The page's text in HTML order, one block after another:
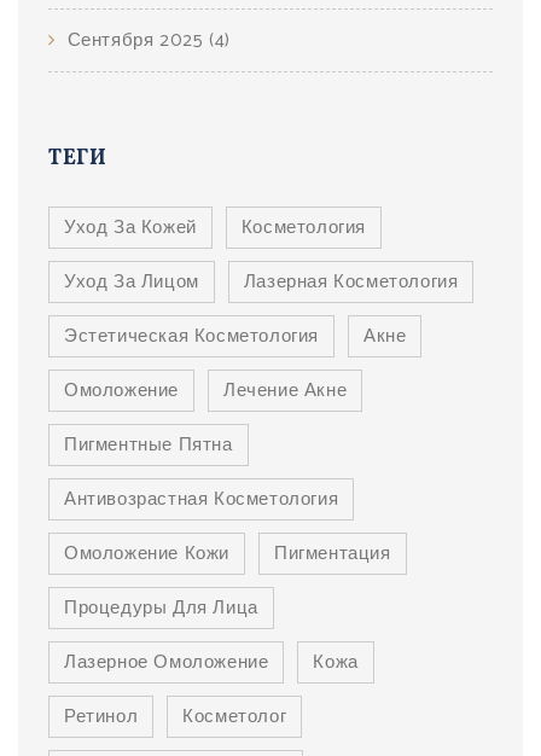
Сентября 2025 (4)
ТЕГИ
Уход За Кожей
Косметология
Уход За Лицом
Лазерная Косметология
Эстетическая Косметология
Акне
Омоложение
Лечение Акне
Пигментные Пятна
Антивозрастная Косметология
Омоложение Кожи
Пигментация
Процедуры Для Лица
Лазерное Омоложение
Кожа
Ретинол
Косметолог